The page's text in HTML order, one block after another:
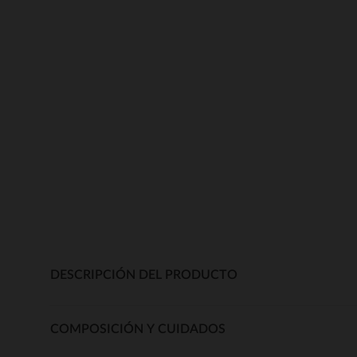
DESCRIPCIÓN DEL PRODUCTO
COMPOSICIÓN Y CUIDADOS